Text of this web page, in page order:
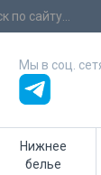
Мы в соц.
Нижнее
белье